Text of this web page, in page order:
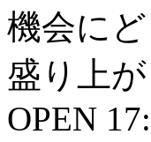
機会に
盛り上
OPEN